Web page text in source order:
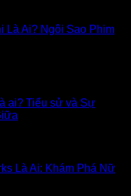
Là Ai? Ngôi Sao Phim
ai? Tiểu sử và Sự
Là Ai: Khám Phá Nữ